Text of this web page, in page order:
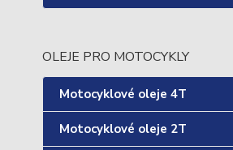
OLEJE PRO MOTOCYKLY
Motocyklové oleje 4T
Motocyklové oleje 2T